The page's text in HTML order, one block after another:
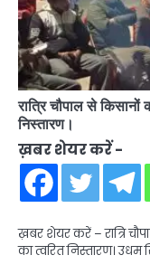
रात्रि चौपाल से किसानों
निस्तारण।
ख़बर शेयर करें -
ख़बर शेयर करें – रात्रि
का त्वरित निस्तारण। उधम